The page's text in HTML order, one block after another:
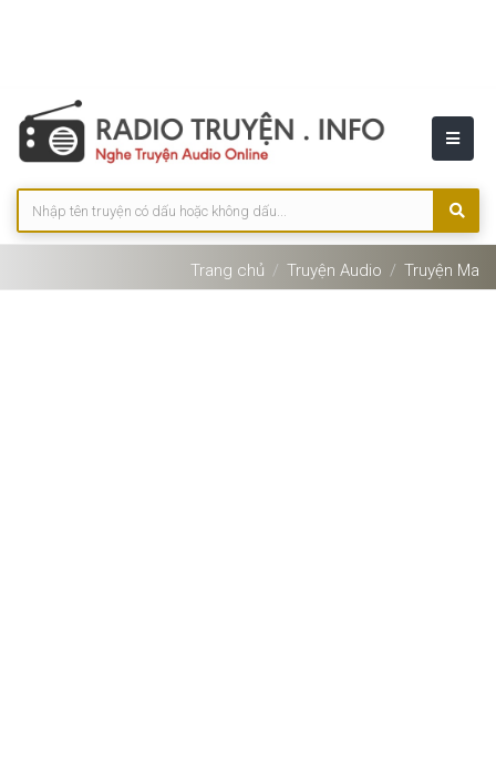
Trang chủ Truyện Audio Truyện Ma